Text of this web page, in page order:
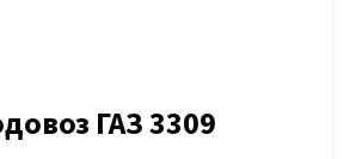
ГАЗ 3309